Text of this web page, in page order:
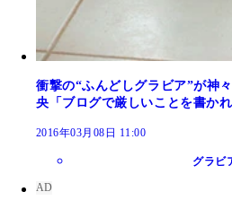
衝撃の“ふんどしグラビア”が神
央「ブログで厳しいことを書か
2016年03月08日 11:00
グラビ